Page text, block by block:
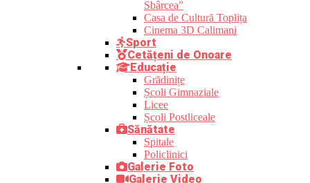
Sbârcea”
Casa de Cultură Toplița
Cinema 3D Calimani
Sport
Cetățeni de Onoare
Educație
Grădinițe
Școli Gimnaziale
Licee
Școli Postliceale
Sănătate
Spitale
Policlinici
Galerie Foto
Galerie Video